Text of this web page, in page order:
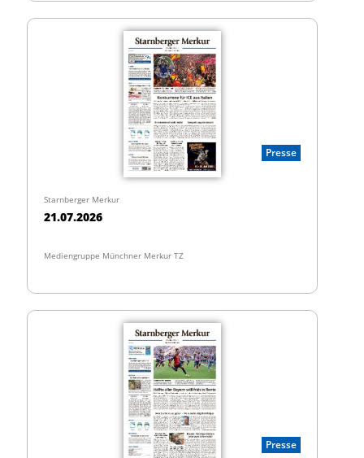
Presse
Starnberger Merkur
21.07.2026
Mediengruppe Münchner Merkur TZ
Presse